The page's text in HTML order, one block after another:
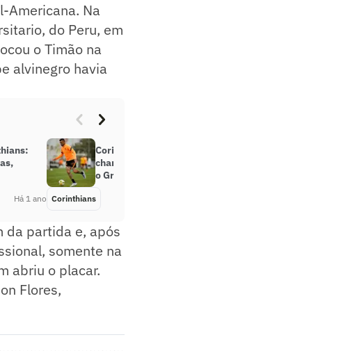
Americana. Na
do Peru, em
o Timão na
alvinegro havia
Há 1 ano
Corinthians vê Luan ‘desafiado’ e
chances de saída do jogador para
o Grêmio aumentam
Corinthians
da partida e, após
somente na
abriu o placar.
Flores,